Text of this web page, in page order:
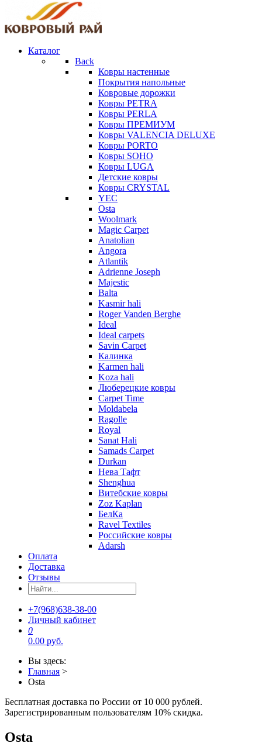
Каталог
Back
Ковры настенные
Покрытия напольные
Ковровые дорожки
Ковры PETRA
Ковры PERLA
Ковры ПРЕМИУМ
Ковры VALENCIA DELUXE
Ковры PORTO
Ковры SOHO
Ковры LUGA
Детские ковры
Ковры CRYSTAL
YEC
Osta
Woolmark
Magic Carpet
Anatolian
Angora
Atlantik
Adrienne Joseph
Majestic
Balta
Kasmir hali
Roger Vanden Berghe
Ideal
Ideal carpets
Savin Carpet
Калинка
Karmen hali
Koza hali
Люберецкие ковры
Carpet Time
Moldabela
Ragolle
Royal
Sanat Hali
Samads Carpet
Durkan
Нева Тафт
Shenghua
Витебские ковры
Zoz Kaplan
БелКа
Ravel Textiles
Российские ковры
Adarsh
Оплата
Доставка
Отзывы
+7(968)638-38-00
Личный кабинет
0
0.00 руб.
Вы здесь:
Главная >
Osta
Бесплатная доставка по России от 10 000 рублей.
Зарегистрированным пользователям 10% скидка.
Osta